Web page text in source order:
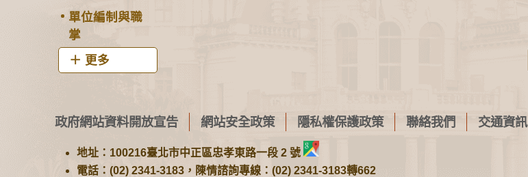
單位編制與職
掌
更多
政府網站資料開放宣告 網站安全政策 隱私權保護政策 聯絡我們 交通資訊
地址：100216臺北市中正區忠孝東路一段 2 號
電話：(02) 2341-3183，陳情諮詢專線：(02) 2341-3183轉662